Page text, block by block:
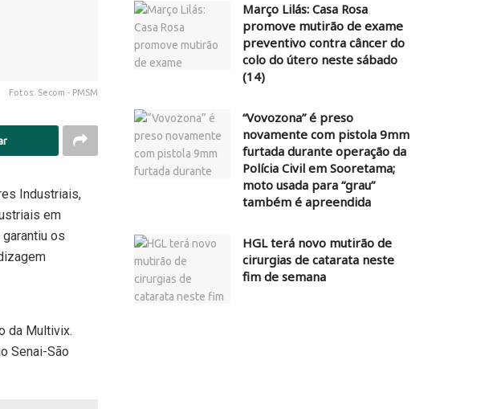
Fotos: Secom - PMSM
Industriais,
em
os
da Multivix.
Senai-São
Março Lilás: Casa Rosa
promove mutirão de exame
preventivo contra câncer do
colo do útero neste sábado
(14)
“Vovozona” é preso
novamente com pistola 9mm
furtada durante operação da
Polícia Civil em Sooretama;
moto usada para “grau”
também é apreendida
HGL terá novo mutirão de
cirurgias de catarata neste
fim de semana